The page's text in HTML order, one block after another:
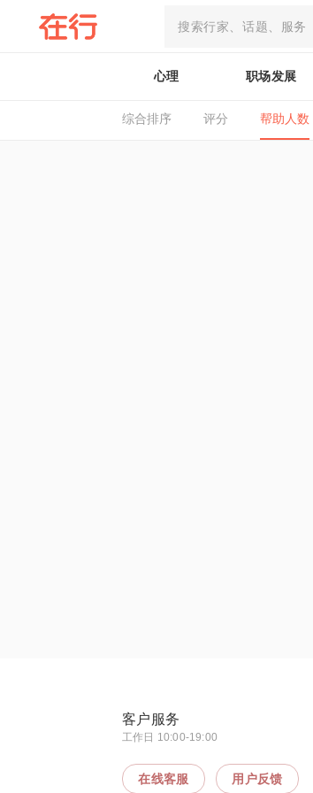
心理 职场发展
综合排序 评分 帮助人数
客户服务
工作日 10:00-19:00
在线客服 用户反馈